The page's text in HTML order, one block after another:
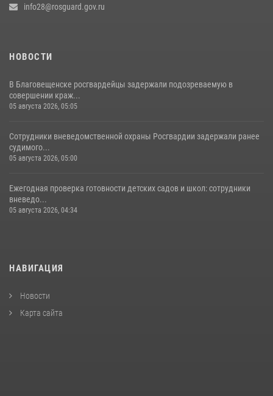
info28@rosguard.gov.ru
НОВОСТИ
В Благовещенске росгвардейцы задержали подозреваемую в
совершении краж...
05 августа 2026, 05:05
Сотрудники вневедомственной охраны Росгвардии задержали ранее
судимого...
05 августа 2026, 05:00
Ежегодная проверка готовности детских садов и школ: сотрудники
вневедо...
05 августа 2026, 04:34
НАВИГАЦИЯ
Новости
Карта сайта